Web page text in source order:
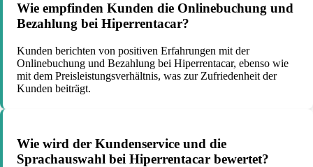
Wie empfinden Kunden die Onlinebuchung und
Bezahlung bei Hiperrentacar?
Kunden berichten von positiven Erfahrungen mit der
Onlinebuchung und Bezahlung bei Hiperrentacar, ebenso wie
mit dem Preisleistungsverhältnis, was zur Zufriedenheit der
Kunden beiträgt.
Wie wird der Kundenservice und die
Sprachauswahl bei Hiperrentacar bewertet?